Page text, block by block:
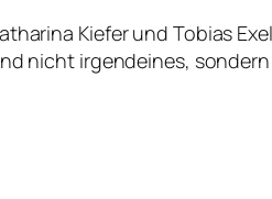
Kiefer und Tobias
nicht irgendeines,